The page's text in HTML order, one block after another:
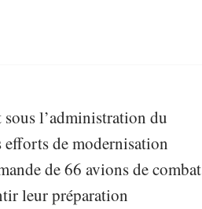
sous l’administration du
de modernisation
de 66 avions de combat
leur préparation